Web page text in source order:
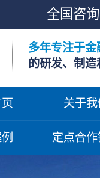
全国咨询
多年专注于
的研发、制造
关于我
定点合